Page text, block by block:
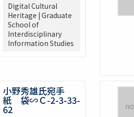
Digital Cultural
Heritage | Graduate
School of
Interdisciplinary
Information Studies
小野秀雄氏宛手
紙 袋∽Ｃ-2-3-33-
62